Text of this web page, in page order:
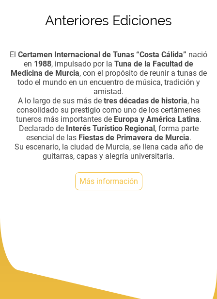
Anteriores Ediciones
El Certamen Internacional de Tunas “Costa Cálida” nació
en 1988, impulsado por la Tuna de la Facultad de
Medicina de Murcia, con el propósito de reunir a tunas de
todo el mundo en un encuentro de música, tradición y
amistad.
A lo largo de sus más de tres décadas de historia, ha
consolidado su prestigio como uno de los certámenes
tuneros más importantes de Europa y América Latina.
Declarado de Interés Turístico Regional , forma parte
esencial de las Fiestas de Primavera de Murcia.
Su escenario, la ciudad de Murcia, se llena cada año de
guitarras, capas y alegría universitaria.
Más información